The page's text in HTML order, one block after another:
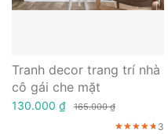
Tranh decor trang trí nhà
cô gái che mặt
130.000 ₫ 165.000 ₫
★★★★★
★★★★★
★★★★★ 3